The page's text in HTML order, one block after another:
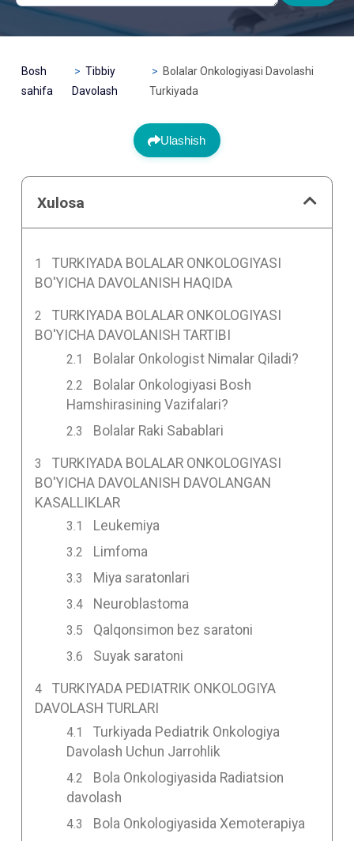
Bosh
sahifa
Tibbiy
Davolash
Bolalar Onkologiyasi Davolashi
Turkiyada
Ulashish
Xulosa
TURKIYADA BOLALAR ONKOLOGIYASI
BO'YICHA DAVOLANISH HAQIDA
TURKIYADA BOLALAR ONKOLOGIYASI
BO'YICHA DAVOLANISH TARTIBI
Bolalar Onkologist Nimalar Qiladi?
Bolalar Onkologiyasi Bosh
Hamshirasining Vazifalari?
Bolalar Raki Sabablari
TURKIYADA BOLALAR ONKOLOGIYASI
BO'YICHA DAVOLANISH DAVOLANGAN
KASALLIKLAR
Leukemiya
Limfoma
Miya saratonlari
Neuroblastoma
Qalqonsimon bez saratoni
Suyak saratoni
TURKIYADA PEDIATRIK ONKOLOGIYA
DAVOLASH TURLARI
Turkiyada Pediatrik Onkologiya
Davolash Uchun Jarrohlik
Bola Onkologiyasida Radiatsion
davolash
Bola Onkologiyasida Xemoterapiya